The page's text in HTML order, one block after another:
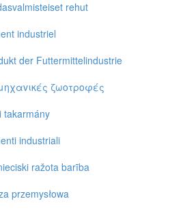
rehut
industriel
der Futtermittelindustrie
ζωoτρoφές
takarmány
industriali
ražota barība
przemysłowa